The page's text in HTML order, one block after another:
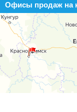
Офисы продаж на